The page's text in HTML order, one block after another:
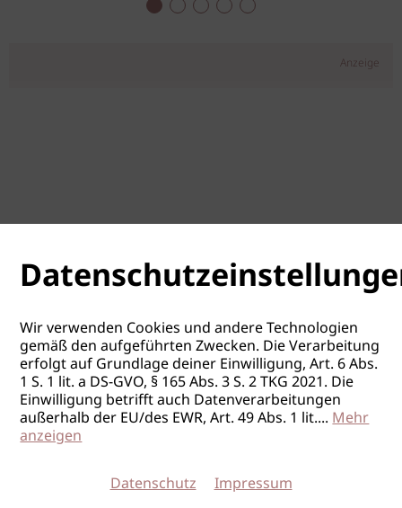
Anzeige
Wir verwenden Cookies und andere Technologien
gemäß den aufgeführten Zwecken. Die Verarbeitung
erfolgt auf Grundlage deiner Einwilligung, Art. 6 Abs.
1 S. 1 lit. a DS-GVO, § 165 Abs. 3 S. 2 TKG 2021. Die
Einwilligung betrifft auch Datenverarbeitungen
außerhalb der EU/des EWR, Art. 49 Abs. 1 lit....Mehr
anzeigen
Datenschutz Impressum